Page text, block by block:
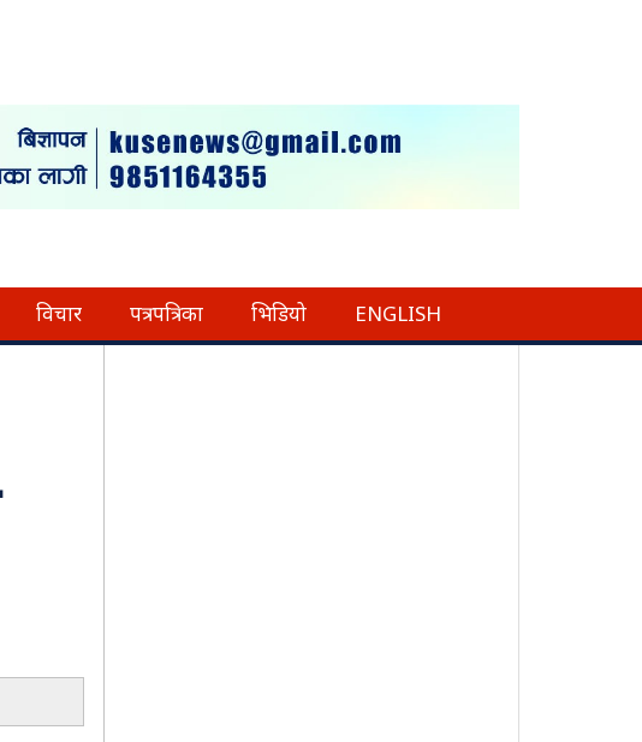
विचार पत्रपत्रिका भिडियो ENGLISH